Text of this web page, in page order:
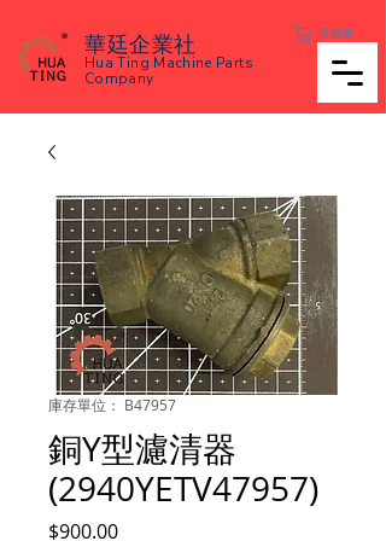
華廷企業社
Hua Ting Machine Parts
Company
購物車
庫存單位： B47957
銅Y型濾清器
(2940YETV47957)
$900.00價